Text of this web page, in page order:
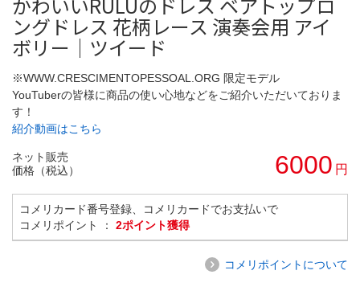
ングドレス 花柄レース 演奏会用 アイ
ボリー｜ツイード
※WWW.CRESCIMENTOPESSOAL.ORG 限定モデル
YouTuberの皆様に商品の使い心地などをご紹介いただいておりま
す！
紹介動画はこちら
ネット販売
価格（税込）
6000 円
コメリカード番号登録、コメリカードでお支払いで
コメリポイント ： 2ポイント獲得
コメリポイントについて